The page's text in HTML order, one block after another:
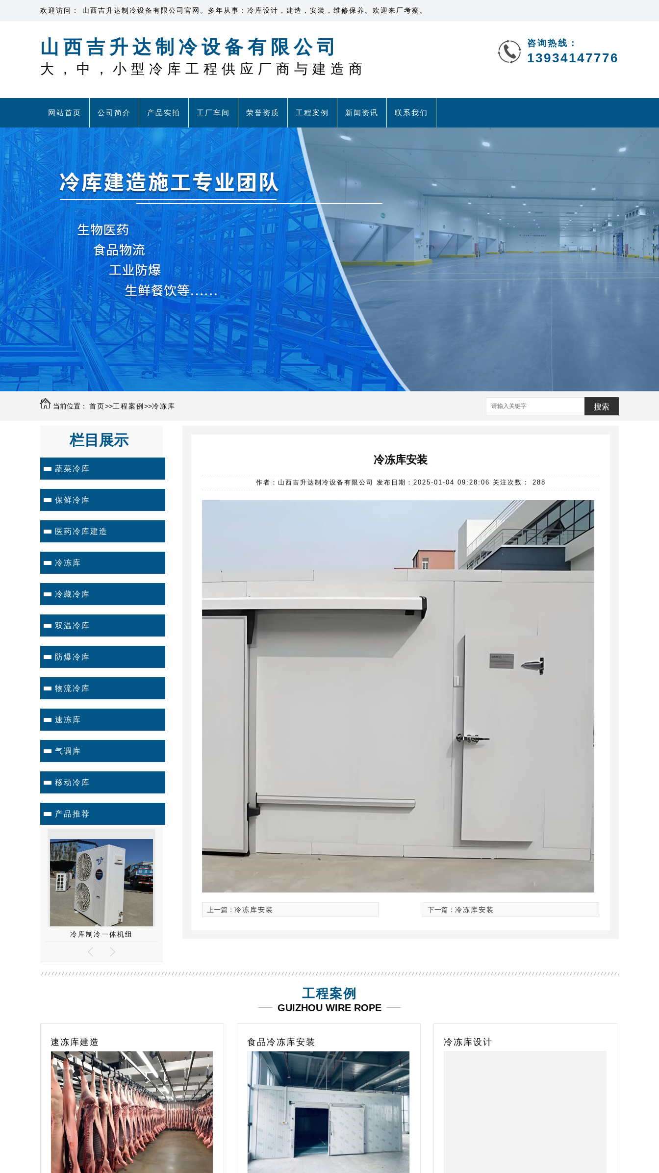
欢迎访问： 山西吉升达制冷设备有限公司官网。多年从事：冷库设计，建造，安装，维修保养。欢迎来厂考察。
山西吉升达制冷设备有限公司
大，中，小型冷库工程供应厂商与建造商
咨询热线：
13934147776
网站首页 公司简介 产品实拍 工厂车间 荣誉资质 工程案例 新闻资讯 联系我们
当前位置： 首页>>工程案例 >>冷冻库
栏目展示
蔬菜冷库
保鲜冷库
医药冷库建造
冷冻库
冷藏冷库
双温冷库
防爆冷库
物流冷库
速冻库
气调库
移动冷库
产品推荐
冷库门
冷冻库安装
作者：山西吉升达制冷设备有限公司 发布日期：2025-01-04 09:28:06 关注次数： 288
上一篇： 冷冻库安装 下一篇： 冷冻库安装
工程案例
GUIZHOU WIRE ROPE
食品冷冻库安装 冷冻库设计 保鲜库